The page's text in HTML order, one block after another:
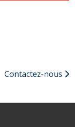
Contactez-nous